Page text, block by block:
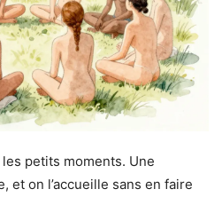
petits moments. Une
et on l’accueille sans en faire